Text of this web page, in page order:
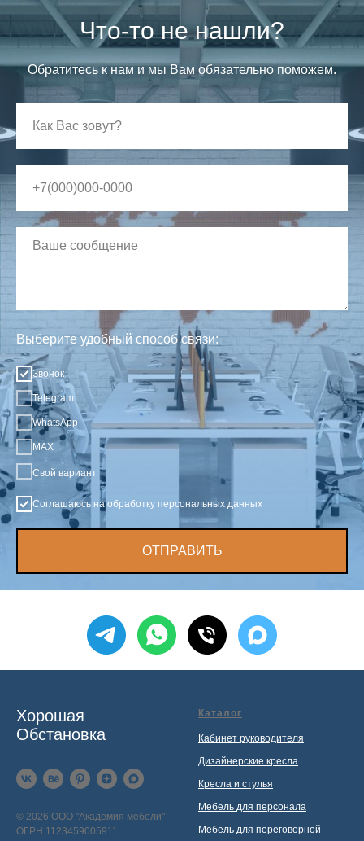
Что-то не нашли?
Обратитесь к нам и мы Вам обязательно поможем.
Выберите удобный способ связи:
Звонок
Telegram
WhatsApp
MAX
Свой вариант
Соглашаюсь на обработку персональных данных
ОТПРАВИТЬ
Хорошая
Обстановка
© 2026 ООО "Академия мебели"
ОГРН 1123459005911
Каталог
Кабинет руководителя
Дизайнерские кресла
Кресла и стулья
Мебель для персонала
Мебель для переговорной